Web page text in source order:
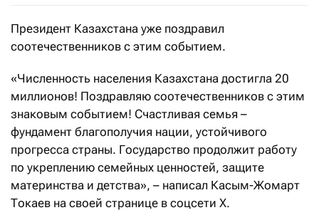
Президент Казахстана уже поздравил
соотечественников с этим событием.
«Численность населения Казахстана достигла 20
миллионов! Поздравляю соотечественников с этим
знаковым событием! Счастливая семья –
фундамент благополучия нации, устойчивого
прогресса страны. Государство продолжит работу
по укреплению семейных ценностей, защите
материнства и детства», – написал Касым-Жомарт
Токаев на своей странице в соцсети X.